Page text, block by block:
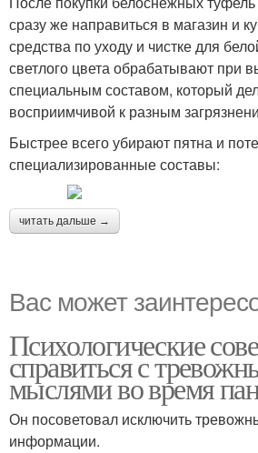
сразу же направиться в магазин и
средства по уходу и чистке для
светлого цвета обрабатывают при
специальным составом, который
восприимчивой к разным
Быстрее всего убирают пятна и
специализированные составы:
читать дальше →
Вас может
Психологические
справиться с
мыслями во время
Он посоветовал исключить
информации.